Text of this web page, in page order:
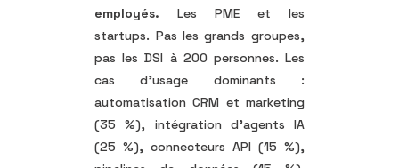
employés. Les PME et les
startups. Pas les grands groupes,
pas les DSI à 200 personnes. Les
cas d’usage dominants :
automatisation CRM et marketing
(35 %), intégration d’agents IA
(25 %), connecteurs API (15 %),